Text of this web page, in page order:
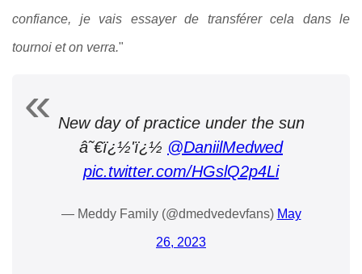
confiance, je vais essayer de transférer cela dans le
tournoi et on verra."
New day of practice under the sun
â˜€ï¿½'ï¿½ @DaniilMedwed
pic.twitter.com/HGslQ2p4Li
— Meddy Family (@dmedvedevfans) May
26, 2023